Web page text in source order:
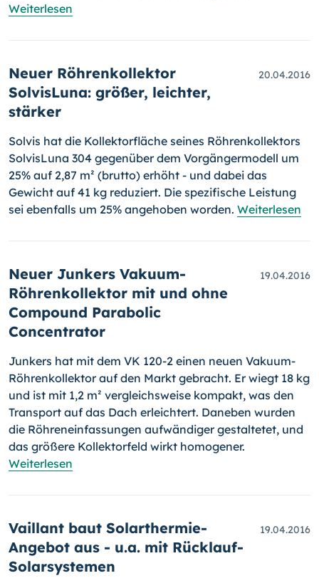
Weiterlesen
Neuer Röhrenkollektor
SolvisLuna: größer, leichter,
stärker
20.04.2016
Solvis hat die Kollektorfläche seines Röhrenkollektors
SolvisLuna 304 gegenüber dem Vorgängermodell um
25% auf 2,87 m² (brutto) er­höht - und dabei das
Gewicht auf 41 kg reduziert. Die spezifische Leis­tung
sei ebenfalls um 25% angehoben worden. Weiterlesen
Neuer Junkers Vakuum-
Röhrenkollektor mit und ohne
Compound Parabolic
Concentrator
19.04.2016
Junkers hat mit dem VK 120-2 einen neuen Vakuum-
Röhrenkollektor auf den Markt gebracht. Er wiegt 18 kg
und ist mit 1,2 m² vergleichsweise kompakt, was den
Transport auf das Dach erleichtert. Daneben wurden
die Röhreneinfassungen aufwändiger gestaltetet, und
das größere Kollek­tor­feld wirkt homogener.
Weiterlesen
Vaillant baut Solarthermie-
Angebot aus - u.a. mit Rücklauf-
Solarsystemen
19.04.2016